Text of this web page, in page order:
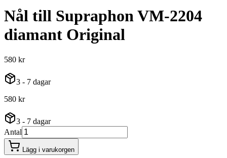
Nål till Supraphon VM-2204
diamant Original
580 kr
3 - 7 dagar
580 kr
3 - 7 dagar
Antal
Lägg i varukorgen